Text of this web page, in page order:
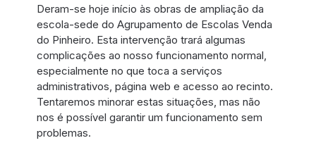
Deram-se hoje início às obras de ampliação da
escola-sede do Agrupamento de Escolas Venda
do Pinheiro. Esta intervenção trará algumas
complicações ao nosso funcionamento normal,
especialmente no que toca a serviços
administrativos, página web e acesso ao recinto.
Tentaremos minorar estas situações, mas não
nos é possível garantir um funcionamento sem
problemas.